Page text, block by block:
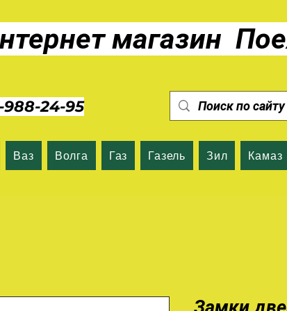
магазин
24-95
Ваз Волга Газ Газель Зил Камаз